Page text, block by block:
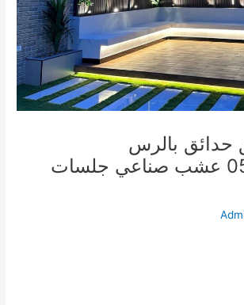
حدائق بالرس
0547737441 عشب صناعي جلسات